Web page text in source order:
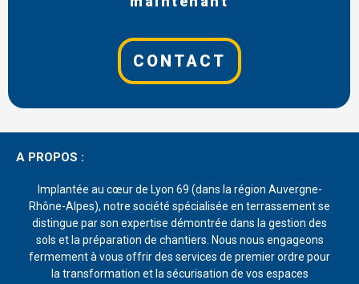
CONTACT
A PROPOS :
Implantée au cœur de Lyon 69 (dans la région Auvergne-
Rhône-Alpes), notre société spécialisée en terrassement se
distingue par son expertise démontrée dans la gestion des
sols et la préparation de chantiers. Nous nous engageons
fermement à vous offrir des services de premier ordre pour
la transformation et la sécurisation de vos espaces